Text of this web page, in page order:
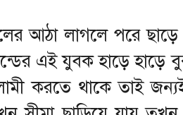
আঠা লাগলে পরে
এই যুবক হাড়ে হাড়ে
করতে থাকে তাই